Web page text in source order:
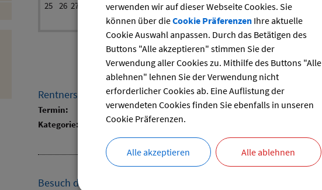
25 26 27 30
reset
Rentnerstammtisch
Termin: 06.11.2024 von 14:00bis 16:00 Uhr
Kategorie:
Senioren
Besuch der CSU-Landesleitung
verwenden wir auf dieser Webseite Cookies. Sie
können über dieCookie PräferenzenIhre aktuelle
Cookie Auswahl anpassen. Durch das Betätigen des
Buttons "Alle akzeptieren" stimmen Sie der
Verwendung aller Cookies zu. Mithilfe des Buttons "Alle
ablehnen" lehnen Sie der Verwendung nicht
erforderlicher Cookies ab. Eine Auflistung der
verwendeten Cookies finden Sie ebenfalls in unseren
Cookie Präferenzen.
Alle akzeptieren Alle ablehnen